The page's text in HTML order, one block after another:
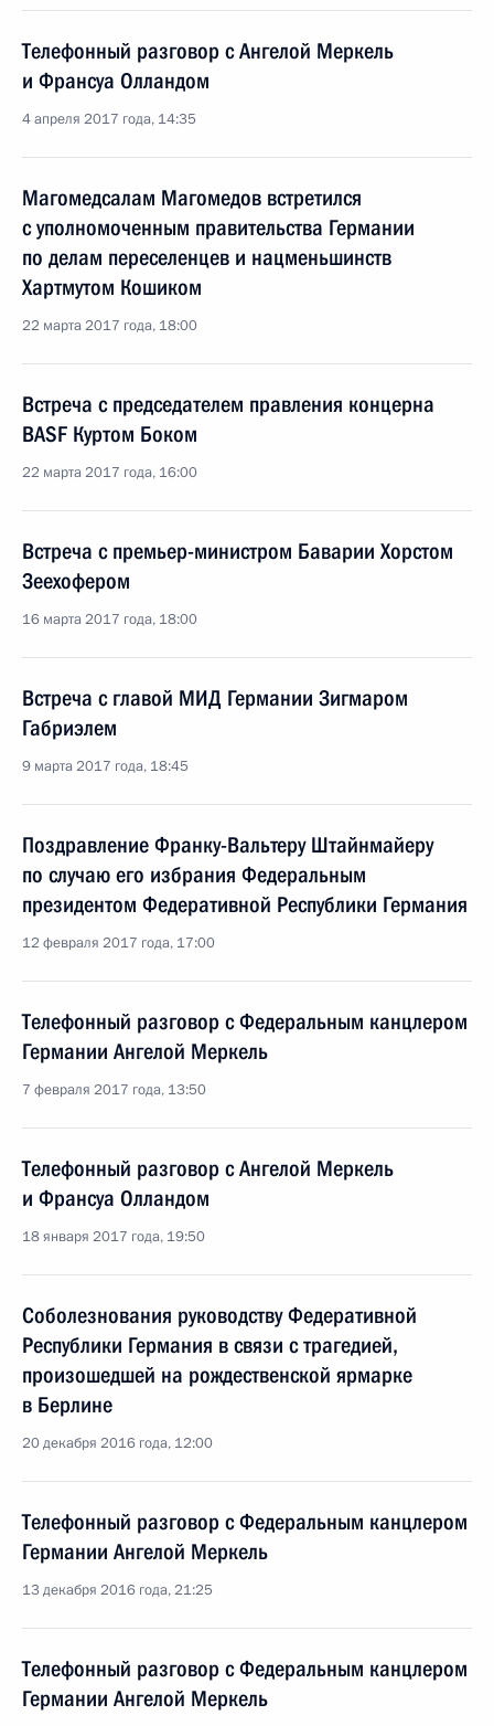
Телефонный разговор с Ангелой Меркель
и Франсуа Олландом
4 апреля 2017 года, 14:35
Магомедсалам Магомедов встретился
с уполномоченным правительства Германии
по делам переселенцев и нацменьшинств
Хартмутом Кошиком
22 марта 2017 года, 18:00
Встреча с председателем правления концерна
BASF Куртом Боком
22 марта 2017 года, 16:00
Встреча с премьер-министром Баварии Хорстом
Зеехофером
16 марта 2017 года, 18:00
Встреча с главой МИД Германии Зигмаром
Габриэлем
9 марта 2017 года, 18:45
Поздравление Франку-Вальтеру Штайнмайеру
по случаю его избрания Федеральным
президентом Федеративной Республики Германия
12 февраля 2017 года, 17:00
Телефонный разговор с Федеральным канцлером
Германии Ангелой Меркель
7 февраля 2017 года, 13:50
Телефонный разговор с Ангелой Меркель
и Франсуа Олландом
18 января 2017 года, 19:50
Соболезнования руководству Федеративной
Республики Германия в связи с трагедией,
произошедшей на рождественской ярмарке
в Берлине
20 декабря 2016 года, 12:00
Телефонный разговор с Федеральным канцлером
Германии Ангелой Меркель
13 декабря 2016 года, 21:25
Телефонный разговор с Федеральным канцлером
Германии Ангелой Меркель